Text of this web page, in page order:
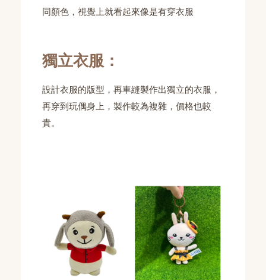
同顏色，視覺上就看起來像是有穿衣服
獨立衣服：
設計衣服的版型，再車縫製作出獨立的衣服，
再穿到玩偶身上，製作較為複雜，價格也較
貴。